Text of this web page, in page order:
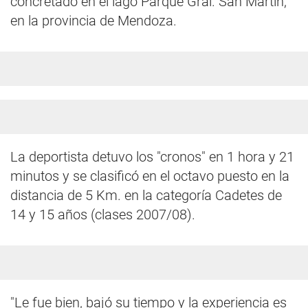
en la provincia de Mendoza.
La deportista detuvo los "cronos" en 1 hora y 21
minutos y se clasificó en el octavo puesto en la
distancia de 5 Km. en la categoría Cadetes de
14 y 15 años (clases 2007/08).
"Le fue bien, bajó su tiempo y la experiencia es